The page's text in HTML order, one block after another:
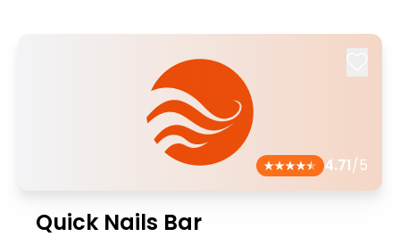
4.71/5
Quick Nails Bar